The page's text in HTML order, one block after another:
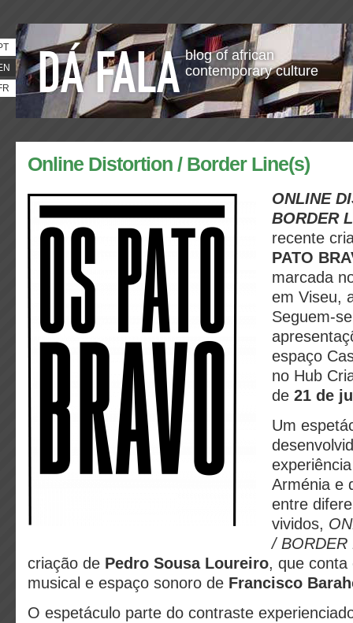
blog of african
contemporary culture
Online Distortion / Border Line(s)
ONLINE
BORDER
recente
PATO
marcada
em Viseu,
Seguem-
espaço
no Hub
de 21 de
Um
Arménia e
entre
vividos,
/ BORDER
criação de Pedro Sousa Loureiro, que conta
musical e espaço sonoro de Francisco
O espetáculo parte do contraste